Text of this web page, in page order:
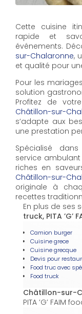
Cette cuisine
rapide et
événements.
sur-Chalaronne,
et qualité pour
Pour les
solution
Profitez de
Châtillon-sur-
s’adapte aux
une prestation
Spécialisé
service
riches en
Châtillon-sur-
originale à
recettes
En plus de ses
truck, PITA ’G’
Camion burger
Cuisine grece
Cuisine grecque
Devis pour
Food truc avec
Food truck
Châtillon-sur-
PITA ’G’ FAIM